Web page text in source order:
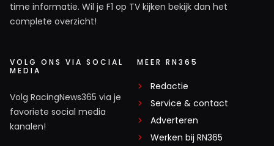
HaroldLT
17 oktober 2025 09:54
bedoeld is om de publieke opinie iets bij te
zwaar depressief ogende Stella in beeld zie
komen, laat staan als er dan ook nog geluid
uitkomt. Maar ik denk dat de imagoschade al is
aangericht en dat deze doorzichtige pogingen om
time informatie. Wil je F1 op TV kijken bekijk dan het
complete overzicht!
VOLG ONS VIA SOCIAL
MEDIA
Volg RacingNews365 via je
favoriete social media
kanalen!
MEER RN365
Redactie
Service & contact
Adverteren
Werken bij RN365